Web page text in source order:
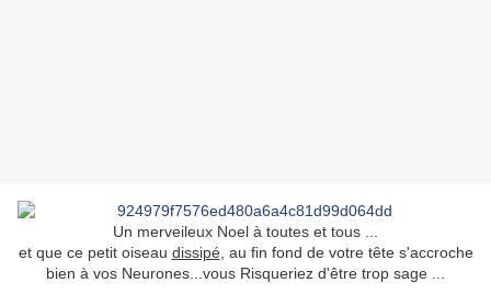
Un merveileux Noel à toutes et tous ...
et que ce petit oiseau dissipé, au fin fond de votre tête s'accroche
bien à vos Neurones...vous Risqueriez d'être trop sage ...